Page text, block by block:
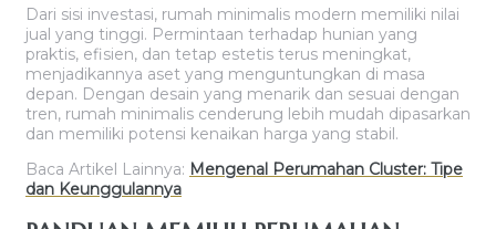
Dari sisi investasi, rumah minimalis modern memiliki nilai
jual yang tinggi. Permintaan terhadap hunian yang
praktis, efisien, dan tetap estetis terus meningkat,
menjadikannya aset yang menguntungkan di masa
depan. Dengan desain yang menarik dan sesuai dengan
tren, rumah minimalis cenderung lebih mudah dipasarkan
dan memiliki potensi kenaikan harga yang stabil.
Baca Artikel Lainnya: Mengenal Perumahan Cluster: Tipe
dan Keunggulannya